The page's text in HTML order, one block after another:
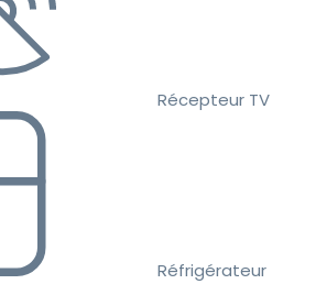
Récepteur TV
Réfrigérateur